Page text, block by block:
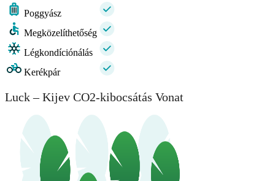
Poggyász
Megközelíthetőség
Légkondíciónálás
Kerékpár
Luck – Kijev CO2-kibocsátás Vonat